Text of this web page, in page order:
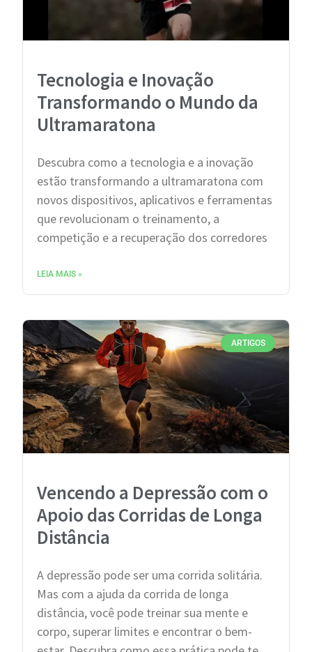
Tecnologia e Inovação
Transformando o Mundo da
Ultramaratona
Descubra como a tecnologia e a inovação
estão transformando a ultramaratona com
novos dispositivos, aplicativos e ferramentas
que revolucionam o treinamento, a
competição e a recuperação dos corredores
LEIA MAIS »
ARTIGOS
Vencendo a Depressão com o
Apoio das Corridas de Longa
Distância
A depressão pode ser uma corrida solitária.
Mas com a ajuda da corrida de longa
distância, você pode treinar sua mente e
corpo, superar limites e encontrar o bem-